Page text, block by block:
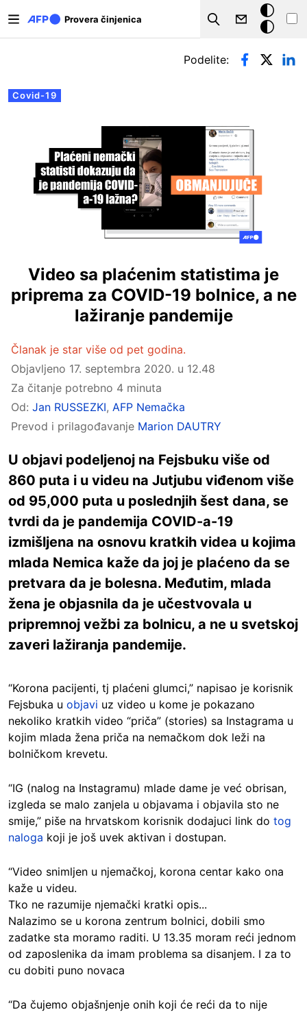
Provera činjenica
Search
Tamna
pozadina
Примарни табови
Covid-19
Podelite:
Video sa plaćenim statistima je
priprema za COVID-19 bolnice, a ne
lažiranje pandemije
Članak je star više od pet godina.
Objavljeno 17. septembra 2020. u 12.48
Za čitanje potrebno 4 minuta
Od: Jan RUSSEZKI, AFP Nemačka
Prevod i prilagođavanje Marion DAUTRY
U objavi podeljenoj na Fejsbuku više od
860 puta i u videu na Jutjubu viđenom više
od 95,000 puta u poslednjih šest dana, se
tvrdi da je pandemija COVID-a-19
izmišljena na osnovu kratkih videa u kojima
mlada Nemica kaže da joj je plaćeno da se
pretvara da je bolesna. Međutim, mlada
žena je objasnila da je učestvovala u
pripremnoj vežbi za bolnicu, a ne u svetskoj
zaveri lažiranja pandemije.
“Korona pacijenti, tj plaćeni glumci,” napisao je korisnik
Fejsbuka u objavi uz video u kome je pokazano
nekoliko kratkih video “priča” (stories) sa Instagrama u
kojim mlada žena priča na nemačkom dok leži na
bolničkom krevetu.
“IG (nalog na Instagramu) mlade dame je već obrisan,
izgleda se malo zanjela u objavama i objavila sto ne
smije,” piše na hrvatskom korisnik dodajuci link do tog
naloga koji je još uvek aktivan i dostupan.
“Video snimljen u njemačkoj, korona centar kako ona
kaže u videu.
Tko ne razumije njemački kratki opis...
Nalazimo se u korona zentrum bolnici, dobili smo
zadatke sta moramo raditi. U 13.35 moram reći jednom
od zaposlenika da imam problema sa disanjem. I za to
cu dobiti puno novaca
“Da čujemo objašnjenje onih koji će reći da to nije